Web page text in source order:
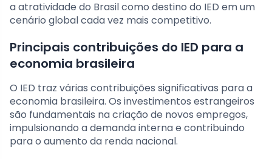
a atratividade do Brasil como destino do IED em um
cenário global cada vez mais competitivo.
Principais contribuições do IED para a
economia brasileira
O IED traz várias contribuições significativas para a
economia brasileira. Os investimentos estrangeiros
são fundamentais na criação de novos empregos,
impulsionando a demanda interna e contribuindo
para o aumento da renda nacional.